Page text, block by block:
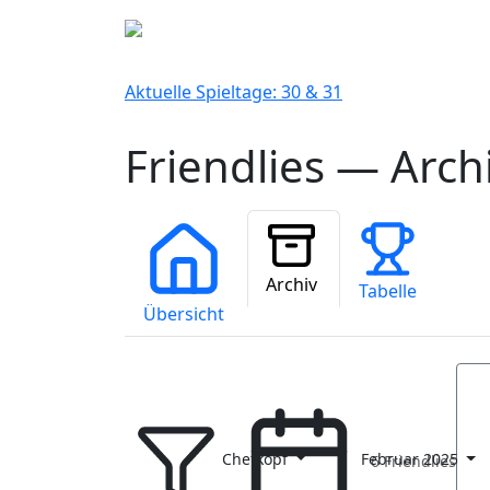
Aktuelle Spieltage: 30 & 31
Friendlies —
Übersicht
Archiv Tabelle
Chefkopf Februar 2025
6 Friendlies